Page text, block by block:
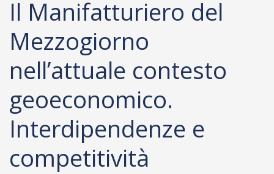
Il Manifatturiero del
Mezzogiorno
nell’attuale contesto
geoeconomico.
Interdipendenze e
competitività